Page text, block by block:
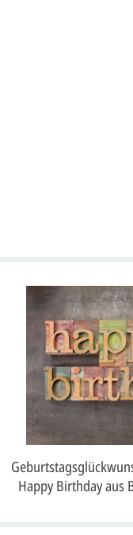
Happy Birthday aus